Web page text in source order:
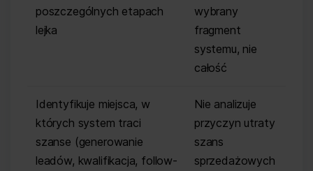
poszczególnych etapach
lejka
wybrany
fragment
systemu, nie
całość
Identyfikuje miejsca, w
których system traci
szanse (generowanie
leadów, kwalifikacja, follow-
Nie analizuje
przyczyn utraty
szans
sprzedażowych